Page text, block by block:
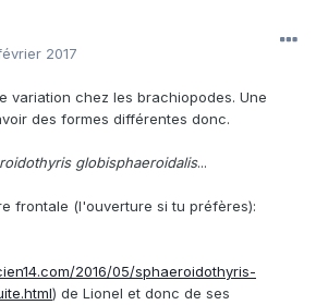
2017
variation chez les brachiopodes. Une
des formes différentes donc.
globisphaeroidalis...
frontale (l'ouverture si tu préfères):
2016/05/sphaeroidothyris-
) de Lionel et donc de ses